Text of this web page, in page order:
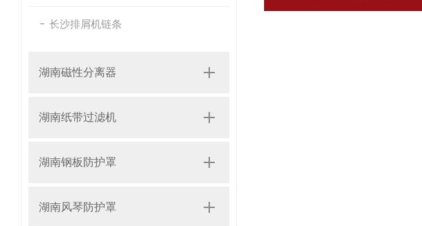
长沙排屑机链条
湖南磁性分离器
湖南纸带过滤机
湖南钢板防护罩
湖南风琴防护罩